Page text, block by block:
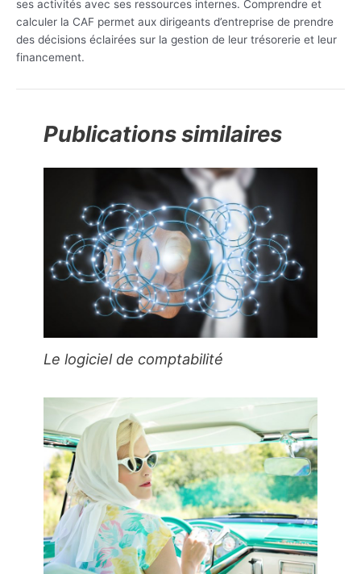
ses activités avec ses ressources internes. Comprendre et
calculer la CAF permet aux dirigeants d’entreprise de prendre
des décisions éclairées sur la gestion de leur trésorerie et leur
financement.
Publications similaires
Le logiciel de comptabilité